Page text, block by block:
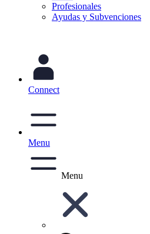
Profesionales
Ayudas y Subvenciones
Connect
Menu
Menu